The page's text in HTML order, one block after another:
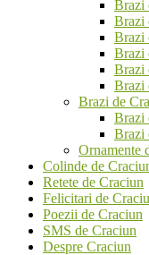
Brazi
Brazi
Brazi
Brazi
Brazi
Brazi
Brazi de
Brazi
Brazi
Ornamente
Colinde de
Retete de Craciun
Felicitari de
Poezii de Craciun
SMS de Craciun
Despre Craciun